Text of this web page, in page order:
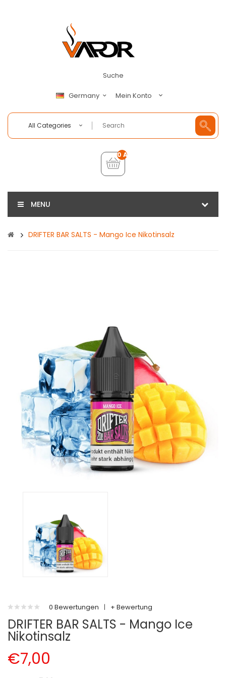
Suche
Germany Mein Konto
All Categories
0 Artikel - €0,00
MENU
DRIFTER BAR SALTS - Mango Ice Nikotinsalz
0 Bewertungen | + Bewertung
DRIFTER BAR SALTS - Mango Ice
Nikotinsalz
€7,00